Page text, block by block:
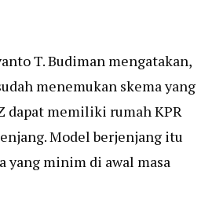
T. Budiman mengatakan,
menemukan skema yang
dapat memiliki rumah KPR
Model berjenjang itu
yang minim di awal masa